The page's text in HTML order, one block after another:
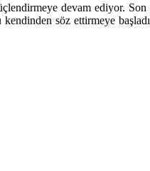
devam ediyor.
kendinden söz ettirmeye